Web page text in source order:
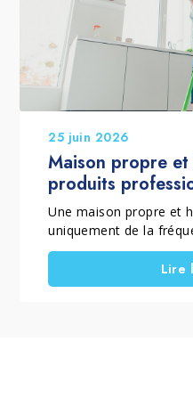
esthétique et prolonge
25 juin 2026
Maison propre
produits
nettoyage de la
Une maison propre et
uniquement de la
dépend aussi de la
produits utilisés. C'est
question de produits
Lire